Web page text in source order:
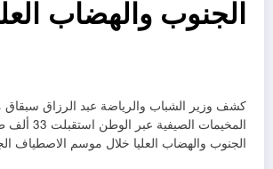
الجنوب والهضاب
كشف وزير الشباب والرياضة عبد الرزاق
المخيمات
الجنوب والهضاب العليا خلال موسم الاصطياف